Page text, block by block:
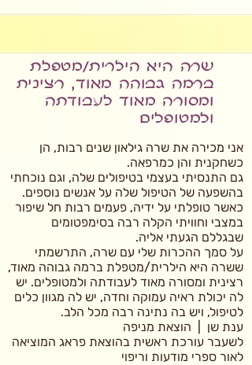
שרה היא הילרית/מטפלת
ברמה גבוהה מאוד, רצינית
ומסורה מאוד לעבודתה
ולמטופלים
אני מכירה את שרה גילאון שנים רבות, הן
כשחקנית והן כמרפאה.
גם התנסיתי בעצמי בטיפולים שלה, וגם נוכחתי
בהשפעה של הטיפול שלה על אנשים נוספים.
כאשר טופלתי על ידיה, פעמים רבות חל שיפור
במצבי וחוויתי הקלה רבה בסימפטומים
שבגללם הגעתי אליה.
על סמך ההכרות שלי עם שרה, התרשמתי
ששרה היא הילרית/מטפלת ברמה גבוהה מאוד,
רצינית ומסורה מאוד לעבודתה ולמטופלים. יש
לה יכולת ראיה עמוקה וחדה, יש לה מגוון כלים
לטיפול, ויש בה נתינה רבה מכל הלב.
ענת שן | הוצאת מניפה
לשעבר עורכת ראשית בהוצאת פראג המוציאה
לאור ספרי מודעות וריפוי